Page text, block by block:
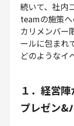
続いて、社内
teamの施策
カリメンバー
ールに包まれ
どのようなイ
１．経営
プレゼン&